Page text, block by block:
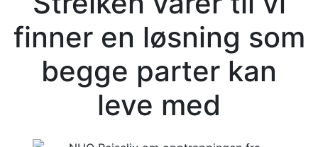
finner en løsning som
begge parter kan
leve med